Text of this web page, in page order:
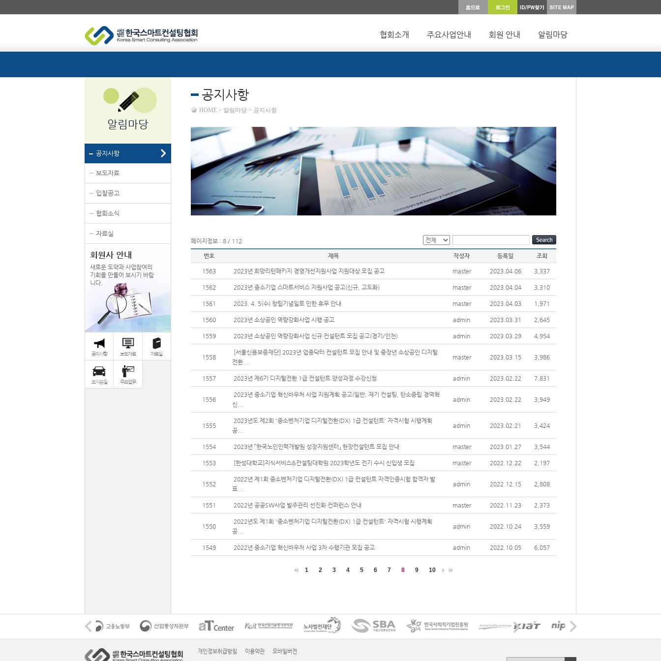
협회소개 주요사업안내 회원 안내 알림마당
알림마당
공지사항
보도자료
입찰공고
협회소식
자료실
회원사 안내
새로운 도약과 사업참여의
기회를 만들어 보시기 바랍
니다.
공지사항 보도자료 자료실
오시는길 주요업무
공지사항
HOME > 알림마당 > 공지사항
페이지정보 : 8 / 112
번호 제목 작성자 등록일 조회
1563 2023년 희망리턴패키지 경영개선지원사업 지원대상 모집 공고 master 2023.04.06 3,337
1562 2023년 중소기업 스마트서비스 지원사업 공고(신규, 고도화) master 2023.04.04 3,310
1561 2023. 4. 5(수) 창립기념일로 인한 휴무 안내 master 2023.04.03 1,971
1560 2023년 소상공인 역량강화사업 시행 공고 admin 2023.03.31 2,645
1559 2023년 소상공인 역량강화사업 신규 컨설턴트 모집 공고(경기/인천) admin 2023.03.29 4,954
1558
[서울신용보증재단] 2023년 업종닥터 컨설턴트 모집 안내 및 중장년 소상공인 디지털
전환 ...
master 2023.03.15 3,986
1557 2023년 제6기 디지털전환 1급 컨설턴트 양성과정 수강신청 admin 2023.02.22 7,831
1556
2023년 중소기업 혁신바우처 사업 지원계획 공고(일반, 재기 컨설팅, 탄소중립 경역혁
신...
admin 2023.02.22 3,949
1555
2023년도 제2회 '중소벤처기업 디지털전환(DX) 1급 컨설턴트' 자격시험 시행계획
공...
admin 2023.02.21 3,424
1554 2023년 「한국노인인력개발원 성장지원센터」 현장컨설턴트 모집 안내 master 2023.01.27 3,544
1553 [한성대학교]지식서비스&컨설팅대학원 2023학년도 전기 수시 신입생 모집 master 2022.12.22 2,197
1552
2022년 제1회 중소벤처기업 디지털전환(DX) 1급 컨설턴트 자격인증시험 합격자 발
표 ...
admin 2022.12.15 2,808
1551 2022년 공공SW사업 발주관리 선진화 컨퍼런스 안내 master 2022.11.23 2,373
1550
2022년도 제1회 '중소벤처기업 디지털전환(DX) 1급 컨설턴트' 자격시험 시행계획
공...
admin 2022.10.24 3,559
1549 2022년 중소기업 혁신바우처 사업 3차 수행기관 모집 공고 admin 2022.10.05 6,057
1 2 3 4 5 6 7 8 9 10
개인정보취급방침 이용약관 모바일버전